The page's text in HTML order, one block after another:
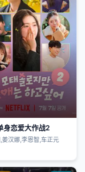
身恋爱大作战2
姜汉娜,李恩智,车正元